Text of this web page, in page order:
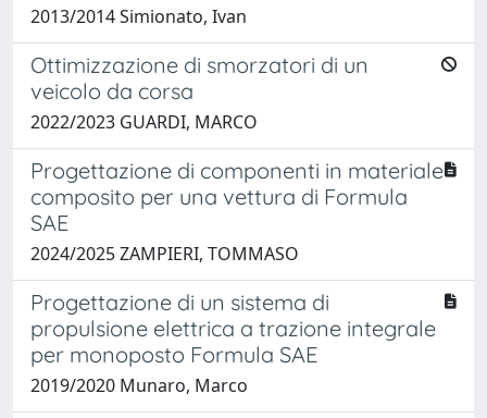
2013/2014 Simionato, Ivan
Ottimizzazione di smorzatori di un
veicolo da corsa
2022/2023 GUARDI, MARCO
Progettazione di componenti in materiale
composito per una vettura di Formula
SAE
2024/2025 ZAMPIERI, TOMMASO
Progettazione di un sistema di
propulsione elettrica a trazione integrale
per monoposto Formula SAE
2019/2020 Munaro, Marco